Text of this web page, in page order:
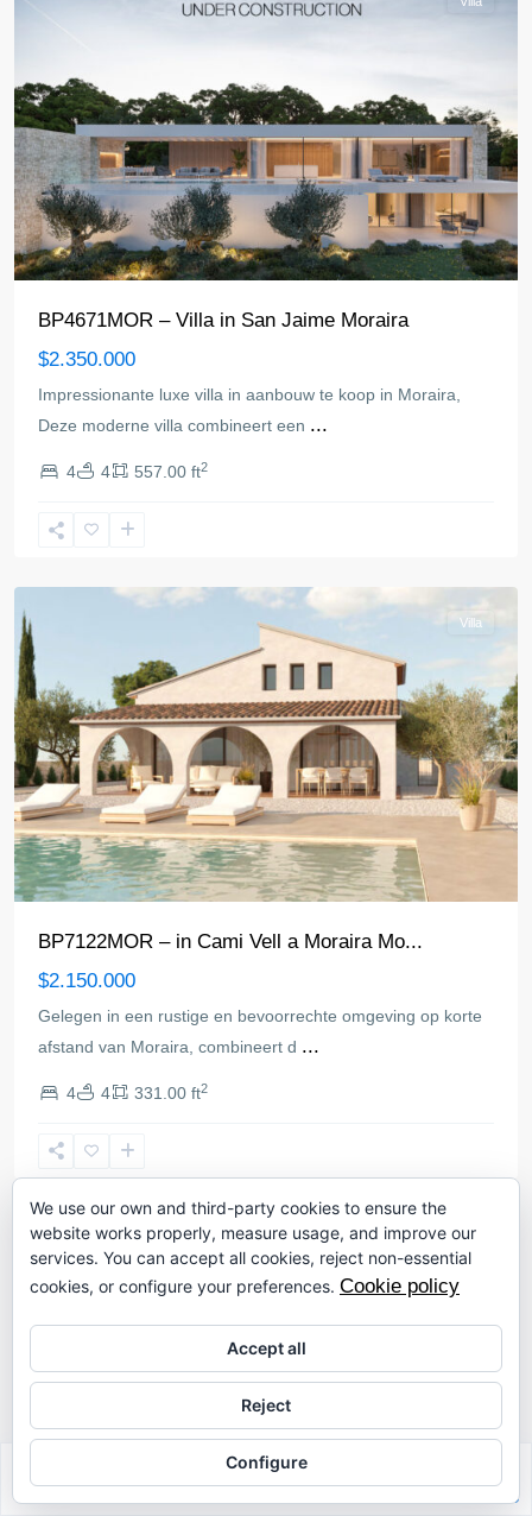
BP4671MOR – Villa in San Jaime Moraira
$2.350.000
Impressionante luxe villa in aanbouw te koop in Moraira,
Deze moderne villa combineert een ...
4 4 557.00 ft2
Villa
BP7122MOR – in Cami Vell a Moraira Mo...
$2.150.000
Gelegen in een rustige en bevoorrechte omgeving op korte
afstand van Moraira, combineert d ...
4 4 331.00 ft2
Moraira
Villa
We use our own and third-party cookies to ensure the
website works properly, measure usage, and improve our
services. You can accept all cookies, reject non-essential
cookies, or configure your preferences. Cookie policy
Accept all
Reject
Configure